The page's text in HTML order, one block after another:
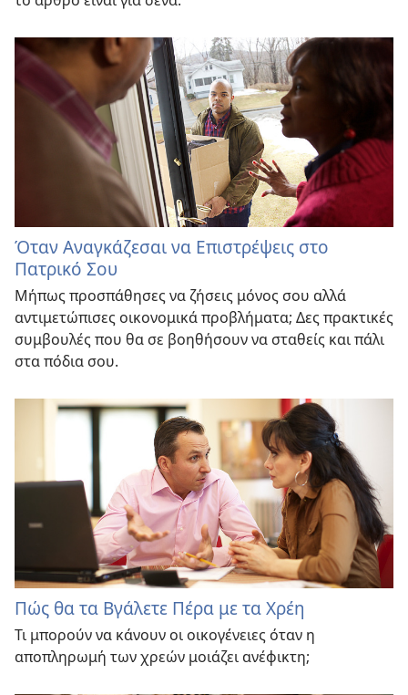
Όταν Αναγκάζεσαι να Επιστρέψεις στο
Πατρικό Σου
Μήπως προσπάθησες να ζήσεις μόνος σου αλλά
αντιμετώπισες οικονομικά προβλήματα; Δες πρακτικές
συμβουλές που θα σε βοηθήσουν να σταθείς και πάλι
στα πόδια σου.
Πώς θα τα Βγάλετε Πέρα με τα Χρέη
Τι μπορούν να κάνουν οι οικογένειες όταν η
αποπληρωμή των χρεών μοιάζει ανέφικτη;